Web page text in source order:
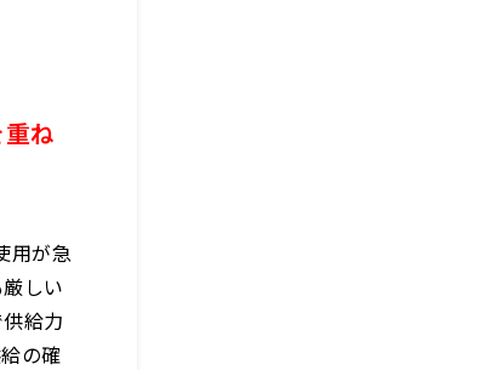
ね
用が急
しい
給力
の確